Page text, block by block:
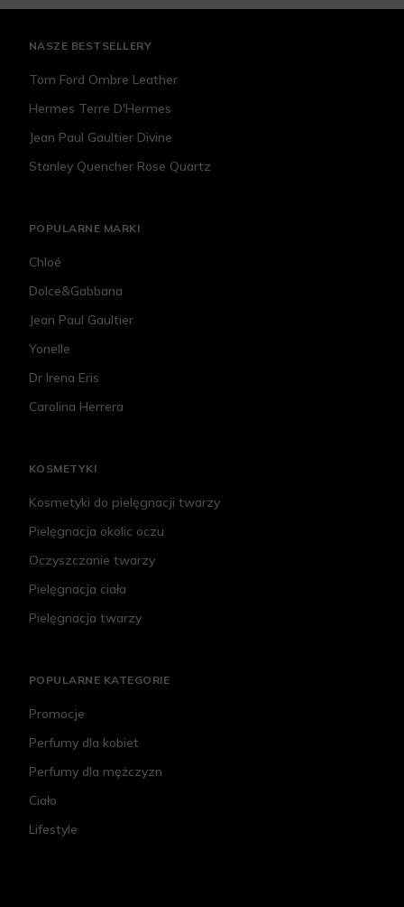
NASZE BESTSELLERY
Tom Ford Ombre Leather
Hermes Terre D'Hermes
Jean Paul Gaultier Divine
Stanley Quencher Rose Quartz
POPULARNE MARKI
Chloé
Dolce&Gabbana
Jean Paul Gaultier
Yonelle
Dr Irena Eris
Carolina Herrera
KOSMETYKI
Kosmetyki do pielęgnacji twarzy
Pielęgnacja okolic oczu
Oczyszczanie twarzy
Pielęgnacja ciała
Pielęgnacja twarzy
POPULARNE KATEGORIE
Promocje
Perfumy dla kobiet
Perfumy dla mężczyzn
Ciało
Lifestyle